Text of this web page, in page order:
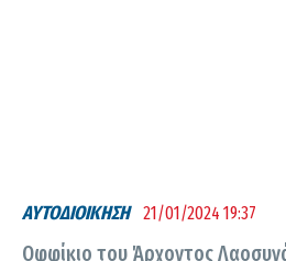
ΑΥΤΟΔΙΟΙΚΗΣΗ 21/01/2024 19:37
Oφφίκιο του Άρχοντος